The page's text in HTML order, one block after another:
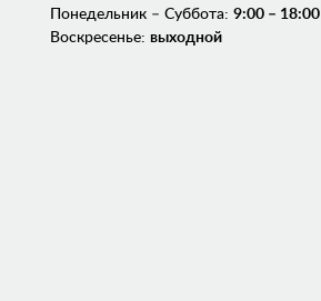
Понедельник – Суббота: 9:00 – 18:00
Воскресенье: выходной